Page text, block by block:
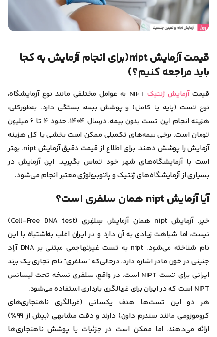
قیمت آزمایش nipt(برای انجام آزمایش به کجا
باید مراجعه کنیم؟)
قیمت آزمایش ژنتیک
NIPT به عوامل مختلفی مانند نوع آزمایشگاه،
نوع تست (پایه یا کامل) و پوشش بیمه، بستگی دارد. به‌طور‌‌کلی،
هزینه انجام این تست بدون بیمه، درسال ۱۴۰۴،
حدود ۴ تا ۶ میلیون
توماناست. برخی بیمه‌های تکمیلی ممکن است بخشی یا کل هزینه
آزمایش را پوشش دهند. برای اطلاع از قیمت دقیق آزمایش nipt، بهتر
است با آزمایشگاه‌های شهر خود تماس بگیرید. این آزمایش در
بسیاری از آزمایشگاه‌های ژنتیک و پاتوبیولوژی معتبر انجام می‌شود.
آیا آزمایش nipt همان سلفری است؟
خیر. آزمایش nipt همان آزمایش سِلفِری (Cell-Free DNA test)
نیست، اما شباهت زیادی به آن دارد و در ایران اغلب به‌اشتباه با این
نام شناخته می‌شود.
nipt به تست غیر‌تهاجمی مبتنی بر DNA آزاد
جنینی در خون مادر اشاره دارد، در‌حالی‌که“سلفری” نام تجاری یک برند
ایرانی برای تست NIPT است.
در واقع،سلفری نسخه تحت لیسانس
NIPT است که در ایران برای غربالگری بارداری استفاده می‌شود.
هر دو این تست‌ها هدف یکسانی (غربالگری ناهنجاری‌های
کروموزومی مانند سندرم داون) دارند و دقت مشابهی (بیش از ۹۹٪)
ارائه می‌دهند، اما ممکن است در جزئیات یا پوشش ناهنجاری‌ها